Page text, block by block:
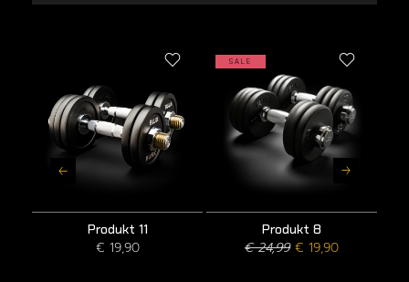
Produkt 11
€ 19,90
SALE
Produkt 8
€ 24,99 € 19,90